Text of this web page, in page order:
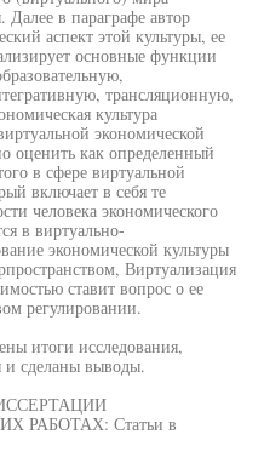
в параграфе автор
аспект этой культуры, ее
основные функции
трансляционную,
культура
экономической
оценить как определенный
в сфере виртуальной
включает в себя те
человека экономического
в виртуально-
экономической культуры
Виртуализация
ставит вопрос о ее
регулировании.
итоги исследования,
сделаны выводы.
Статьи в